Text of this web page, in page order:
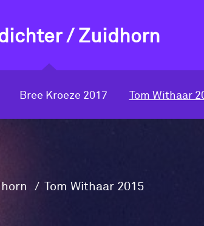
/ Zuidhorn
Bree Kroeze 2017 Tom Withaar
Tom Withaar 2015